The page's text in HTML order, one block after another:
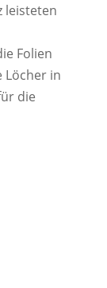
leisteten
Folien
Löcher in
die